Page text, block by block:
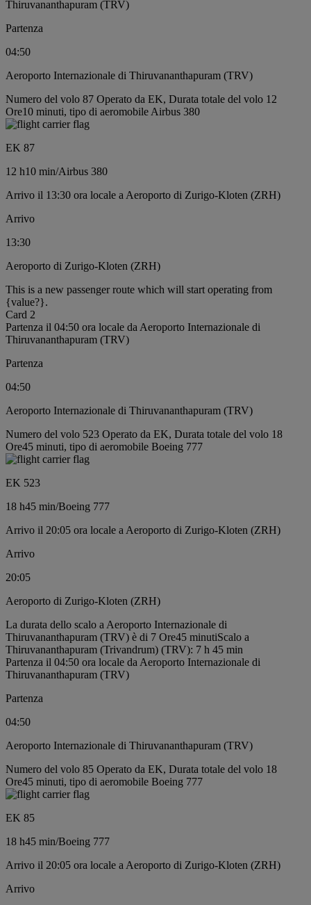
Thiruvananthapuram (TRV)
Partenza
04:50
Aeroporto Internazionale di Thiruvananthapuram (TRV)
Numero del volo 87 Operato da EK, Durata totale del volo 12
Ore10 minuti, tipo di aeromobile Airbus 380
EK 87
12 h10 min/Airbus 380
Arrivo il 13:30 ora locale a Aeroporto di Zurigo-Kloten (ZRH)
Arrivo
13:30
Aeroporto di Zurigo-Kloten (ZRH)
This is a new passenger route which will start operating from
{value?}.
Card 2
Partenza il 04:50 ora locale da Aeroporto Internazionale di
Thiruvananthapuram (TRV)
Partenza
04:50
Aeroporto Internazionale di Thiruvananthapuram (TRV)
Numero del volo 523 Operato da EK, Durata totale del volo 18
Ore45 minuti, tipo di aeromobile Boeing 777
EK 523
18 h45 min/Boeing 777
Arrivo il 20:05 ora locale a Aeroporto di Zurigo-Kloten (ZRH)
Arrivo
20:05
Aeroporto di Zurigo-Kloten (ZRH)
La durata dello scalo a Aeroporto Internazionale di
Thiruvananthapuram (TRV) è di 7 Ore45 minutiScalo a
Thiruvananthapuram (Trivandrum) (TRV): 7 h 45 min
Partenza il 04:50 ora locale da Aeroporto Internazionale di
Thiruvananthapuram (TRV)
Partenza
04:50
Aeroporto Internazionale di Thiruvananthapuram (TRV)
Numero del volo 85 Operato da EK, Durata totale del volo 18
Ore45 minuti, tipo di aeromobile Boeing 777
EK 85
18 h45 min/Boeing 777
Arrivo il 20:05 ora locale a Aeroporto di Zurigo-Kloten (ZRH)
Arrivo